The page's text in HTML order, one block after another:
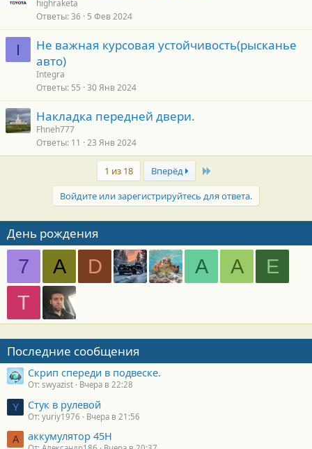
highraketa
Ответы 36 5 Фев 2024
I
Не важная курсовая устойчивость(рысканье
авто)
Integra
Ответы 55 30 Янв 2024
Накладка передней двери.
Fhneh777
Ответы 11 23 Янв 2024
1 из 18 Вперёд
Войдите или зарегистрируйтесь для ответа.
День рождения
7 A D А А
Е
Т
Последние сообщения
Скрип спереди в подвеске.
От: swyazist Вчера в 22:28
Y Стук в рулевой
От: yuriy1976 Вчера в 21:56
А аккумулятор 45H